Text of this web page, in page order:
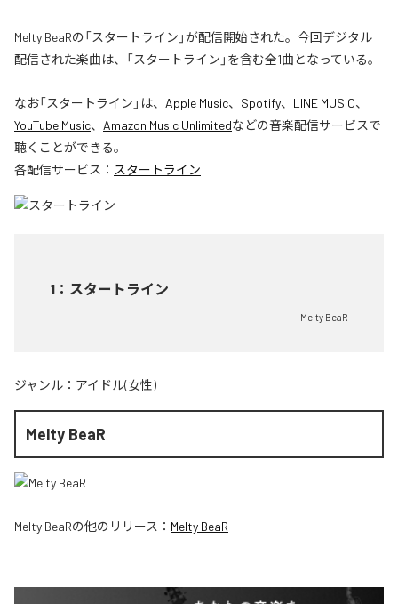
Melty BeaRの「スタートライン」が配信開始された。今回デジタル
配信された楽曲は、「スタートライン」を含む全1曲となっている。
なお「スタートライン 」は、 Apple Music、 Spotify、 LINE MUSIC、
YouTube Music、 Amazon Music Unlimitedなどの音楽配信サービスで
聴くことができる。
各配信サービス： スタートライン
1 ： スタートライン
Melty BeaR
ジャンル： アイドル(女性)
Melty BeaR
Melty BeaRの他のリリース： Melty BeaR